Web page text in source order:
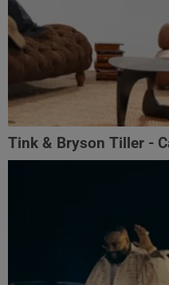
Tink & Bryson Tiller -